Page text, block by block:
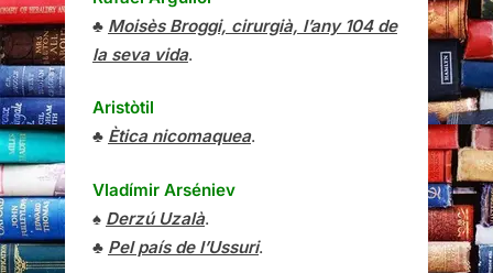
♣ Moisès Broggi, cirurgià, l’any 104 de
la seva vida.
Aristòtil
♣ Ètica nicomaquea.
Vladímir Arséniev
♠ Derzú Uzalà.
♣ Pel país de l’Ussuri.